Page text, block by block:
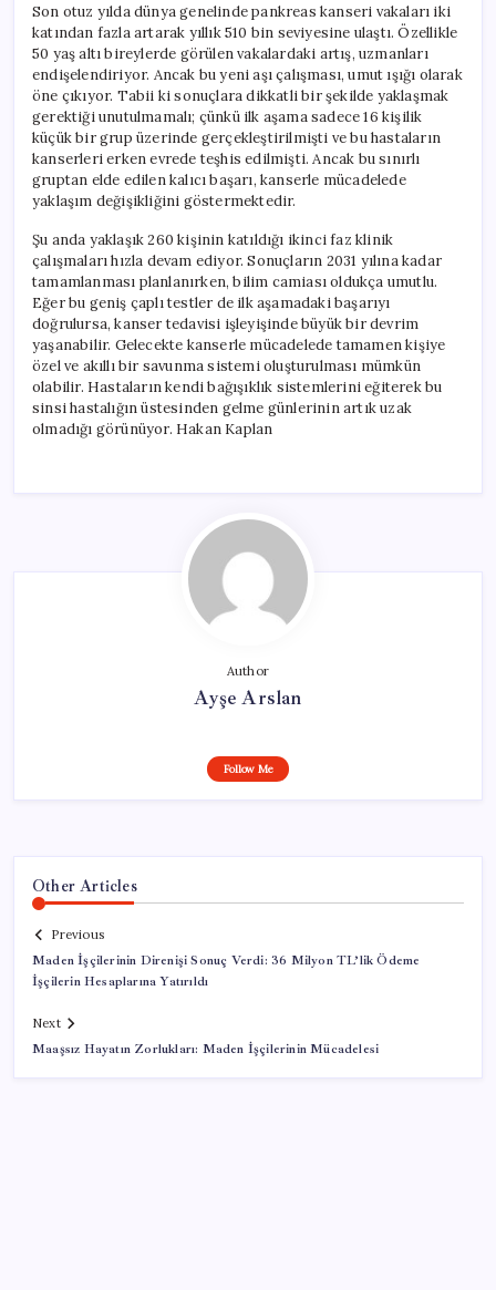
Son otuz yılda dünya genelinde pankreas kanseri vakaları iki
katından fazla artarak yıllık 510 bin seviyesine ulaştı. Özellikle
50 yaş altı bireylerde görülen vakalardaki artış, uzmanları
endişelendiriyor. Ancak bu yeni aşı çalışması, umut ışığı olarak
öne çıkıyor. Tabii ki sonuçlara dikkatli bir şekilde yaklaşmak
gerektiği unutulmamalı; çünkü ilk aşama sadece 16 kişilik
küçük bir grup üzerinde gerçekleştirilmişti ve bu hastaların
kanserleri erken evrede teşhis edilmişti. Ancak bu sınırlı
gruptan elde edilen kalıcı başarı, kanserle mücadelede
yaklaşım değişikliğini göstermektedir.
Şu anda yaklaşık 260 kişinin katıldığı ikinci faz klinik
çalışmaları hızla devam ediyor. Sonuçların 2031 yılına kadar
tamamlanması planlanırken, bilim camiası oldukça umutlu.
Eğer bu geniş çaplı testler de ilk aşamadaki başarıyı
doğrulursa, kanser tedavisi işleyişinde büyük bir devrim
yaşanabilir. Gelecekte kanserle mücadelede tamamen kişiye
özel ve akıllı bir savunma sistemi oluşturulması mümkün
olabilir. Hastaların kendi bağışıklık sistemlerini eğiterek bu
sinsi hastalığın üstesinden gelme günlerinin artık uzak
olmadığı görünüyor. Hakan Kaplan
Author
Ayşe Arslan
Follow Me
Other Articles
Previous
Maden İşçilerinin Direnişi Sonuç Verdi: 36 Milyon TL’lik Ödeme
İşçilerin Hesaplarına Yatırıldı
Next
Maaşsız Hayatın Zorlukları: Maden İşçilerinin Mücadelesi